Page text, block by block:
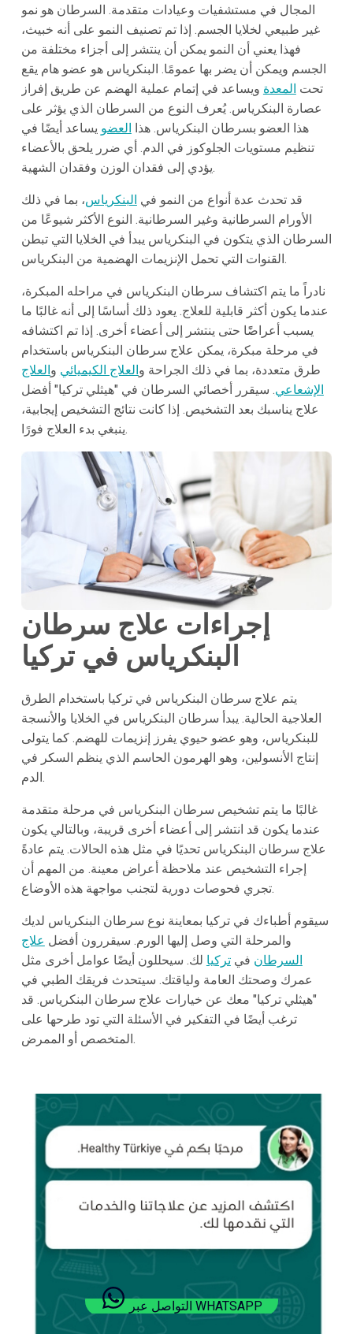
المجال في مستشفيات وعيادات متقدمة. السرطان هو نمو
غير طبيعي لخلايا الجسم. إذا تم تصنيف النمو على أنه خبيث،
فهذا يعني أن النمو يمكن أن ينتشر إلى أجزاء مختلفة من
الجسم ويمكن أن يضر بها عمومًا. البنكرياس هو عضو هام يقع
تحت المعدة ويساعد في إتمام عملية الهضم عن طريق إفراز
عصارة البنكرياس. يُعرف النوع من السرطان الذي يؤثر على
هذا العضو بسرطان البنكرياس. هذا
العضو يساعد أيضًا في
تنظيم مستويات الجلوكوز في الدم. أي ضرر يلحق بالأعضاء
يؤدي إلى فقدان الوزن وفقدان الشهية.
قد تحدث عدة أنواع من النمو في البنكرياس، بما في ذلك
الأورام السرطانية وغير السرطانية. النوع الأكثر شيوعًا من
السرطان الذي يتكون في البنكرياس يبدأ في الخلايا التي تبطن
القنوات التي تحمل الإنزيمات الهضمية من البنكرياس.
نادراً ما يتم اكتشاف سرطان البنكرياس في مراحله المبكرة،
عندما يكون أكثر قابلية للعلاج. يعود ذلك أساسًا إلى أنه غالبًا ما
يسبب أعراضًًا حتى ينتشر إلى أعضاء أخرى. إذا تم اكتشافه
في مرحلة مبكرة، يمكن علاج سرطان البنكرياس باستخدام
طرق متعددة، بما في ذلك الجراحة و العلاج الكيميائي و العلاج
الإشعاعي. سيقرر أخصائي السرطان في "هيثلي تركيا" أفضل
علاج يناسبك بعد التشخيص. إذا كانت نتائج التشخيص إيجابية،
ينبغي بدء العلاج فورًا.
إجراءات علاج سرطان
البنكرياس في تركيا
يتم علاج سرطان البنكرياس في تركيا باستخدام الطرق
العلاجية الحالية. يبدأ سرطان البنكرياس في الخلايا والأنسجة
للبنكرياس، وهو عضو حيوي يفرز إنزيمات للهضم. كما يتولى
إنتاج الأنسولين، وهو الهرمون الحاسم الذي ينظم السكر في
الدم.
غالبًا ما يتم تشخيص سرطان البنكرياس في مرحلة متقدمة
عندما يكون قد انتشر إلى أعضاء أخرى قريبة، وبالتالي يكون
علاج سرطان البنكرياس تحديًا في مثل هذه الحالات. يتم عادةً
إجراء التشخيص عند ملاحظة أعراض معينة. من المهم أن
تجري فحوصات دورية لتجنب مواجهة هذه الأوضاع.
سيقوم أطباءك في تركيا بمعاينة نوع سرطان البنكرياس لديك
والمرحلة التي وصل إليها الورم. سيقررون أفضل علاج
السرطان فيتركيا لك. سيحللون أيضًا عوامل أخرى مثل
عمرك وصحتك العامة ولياقتك. سيتحدث فريقك الطبي في
"هيثلي تركيا" معك عن خيارات علاج سرطان البنكرياس. قد
ترغب أيضًا في التفكير في الأسئلة التي تود طرحها على
المتخصص أو الممرض.
التواصل عبر WHATSAPP